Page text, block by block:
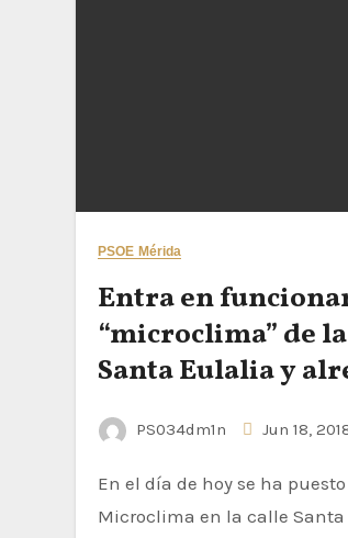
PSOE Mérida
Entra en
“microclima” de
Santa Eulalia y
PS034dm1n Jun 18,
En el día de hoy se ha puesto en servicio el
Microclima en la calle